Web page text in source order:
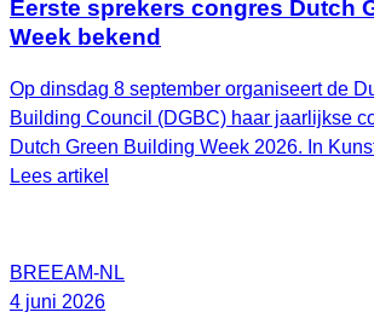
Eerste sprekers congres Dutch
Week bekend
Op dinsdag 8 september organiseert de
Building Council (DGBC) haar jaarlijkse
Dutch Green Building Week 2026. In
Lees artikel
BREEAM-NL
4 juni 2026